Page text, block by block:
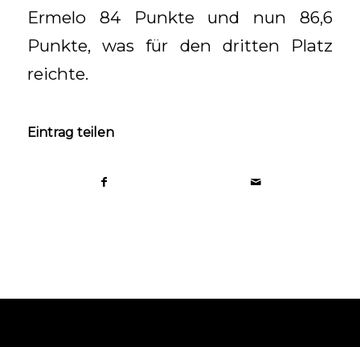
Ermelo 84 Punkte und nun 86,6
Punkte, was für den dritten Platz
reichte.
Eintrag teilen